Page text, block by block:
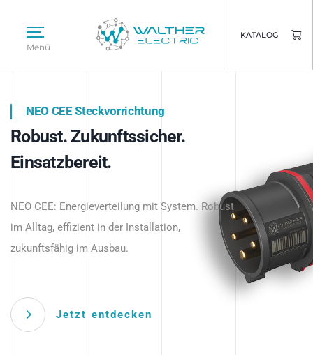
Menü
KATALOG
Intelligente Stromverteilung
beginnt hier.
NEO CEE Steckvorrichtung
Robust. Zukunftssicher.
Einsatzbereit.
NEO CEE: Energieverteilung mit System. Robust
im Alltag, effizient in der Installation,
zukunftsfähig im Ausbau.
Jetzt entdecken
Intelligenz trifft Energie.
Anwendungen – robust, IP-geschützt und
zukunftsfähig.